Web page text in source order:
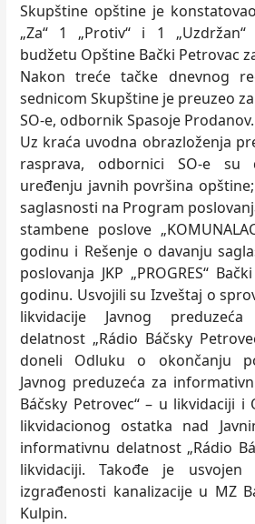
Skupštine opštine je
„Za“ 1 „Protiv“ i 1
budžetu Opštine Bački Petrovac
Nakon treće tačke dnevnog
sednicom Skupštine je preuzeo
SO-e, odbornik Spasoje Prodanov.
Uz kraća uvodna obrazloženja
rasprava, odbornici SO-e su
uređenju javnih površina
saglasnosti na Program
stambene poslove
godinu i Rešenje o davanju
poslovanja JKP „PROGRES“
godinu. Usvojili su Izveštaj o
likvidacije Javnog
delatnost „Rádio Báčsky
doneli Odluku o okončanju
Javnog preduzeća za
Báčsky Petrovec“ – u likvidaciji
likvidacionog ostatka nad
informativnu delatnost „Rádio
likvidaciji. Takođe je
izgrađenosti kanalizacije u MZ
Kulpin.